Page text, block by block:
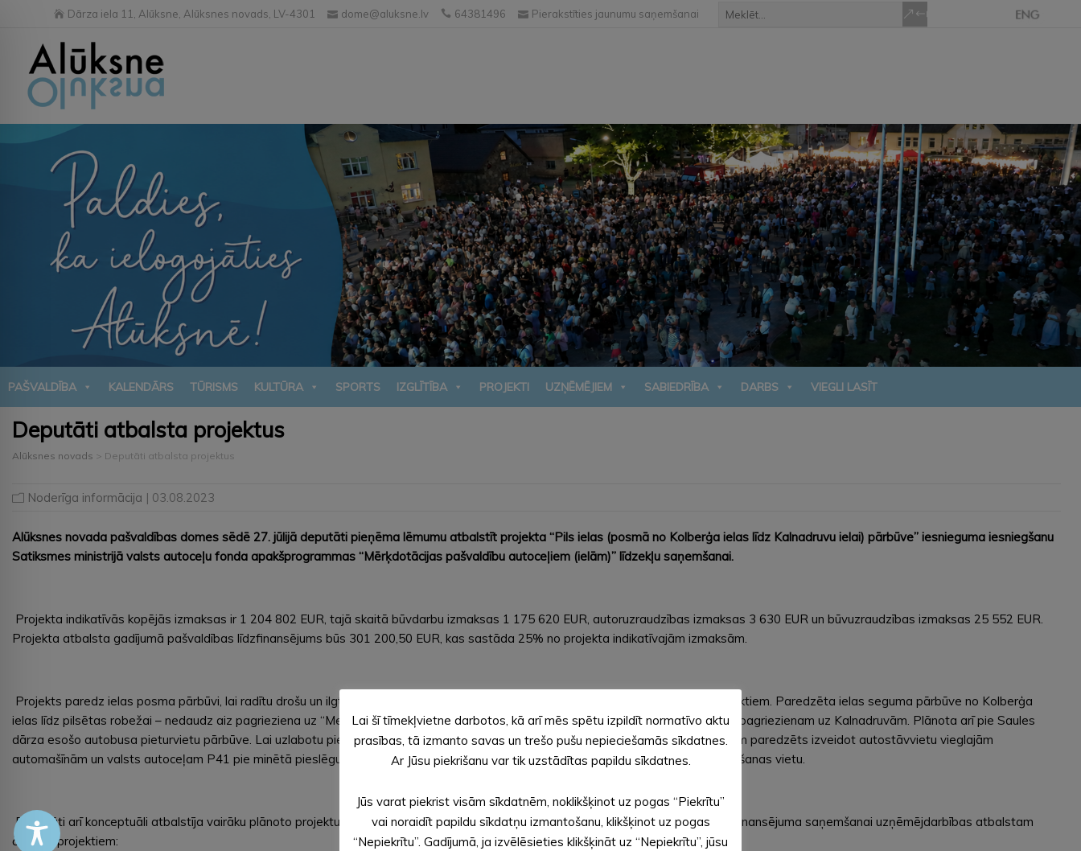
Dārza iela 11, Alūksne, Alūksnes novads, LV-4301 dome@aluksne.lv 64381496 Pierakstīties jaunumu saņemšanai
PAŠVALDĪBA KALENDĀRS TŪRISMS KULTŪRA SPORTS IZGLĪTĪBA PROJEKTI UZŅĒMĒJIEM SABIEDRĪBA DARBS VIEGLI LASĪT
Deputāti atbalsta projektus
Alūksnes novads > Deputāti atbalsta projektus
Noderīga informācija | 03.08.2023
Alūksnes novada pašvaldības domes sēdē 27. jūlijā deputāti pieņēma lēmumu atbalstīt projekta “Pils ielas (posmā no Kolberģa ielas līdz Kalnadruvu ielai) pārbūve” iesnieguma iesniegšanu
Satiksmes ministrijā valsts autoceļu fonda apakšprogrammas “Mērķdotācijas pašvaldību autoceļiem (ielām)” līdzekļu saņemšanai.
Projekta indikatīvās kopējās izmaksas ir 1 204 802 EUR, tajā skaitā būvdarbu izmaksas 1 175 620 EUR, autoruzraudzības izmaksas 3 630 EUR un būvuzraudzības izmaksas 25 552 EUR.
Projekta atbalsta gadījumā pašvaldības līdzfinansējums būs 301 200,50 EUR, kas sastāda 25% no projekta indikatīvajām izmaksām.
Projekts paredz ielas posma pārbūvi, lai radītu drošu un ilgtspējīgu satiksmi pilsētā un uzlabotu piekļuvi sabiedriski nozīmīgiem objektiem. Paredzēta ielas seguma pārbūve no Kolberģa
ielas līdz pilsētas robežai – nedaudz aiz pagrieziena uz “Mežiniekiem”, un apvienotā ietves/velo celiņa izbūve no Kolberģa ielas līdz pagriezienam uz Kalnadruvām. Plānota arī pie Saules
dārza esošo autobusa pieturvietu pārbūve. Lai uzlabotu piekļuvi pie iedzīvotāju iecienītā Sisenīša ezera, pieslēgumā uz Kalnadruvām paredzēts izveidot autostāvvietu vieglajām
automašīnām un valsts autoceļam P41 pie minētā pieslēguma – gājēju ietves šķērsojumu, ierīkojot neapzīmētu, neregulējamu pāriešanas vietu.
Deputāti arī konceptuāli atbalstīja vairāku plānoto projektu sagatavošanu, ko pašvaldība plāno iesniegt Eiropas Savienības fondu finansējuma saņemšanai uzņēmējdarbības atbalstam
četriem projektiem:
Lai šī tīmekļvietne darbotos, kā arī mēs spētu izpildīt normatīvo aktu
prasības, tā izmanto savas un trešo pušu nepieciešamās sīkdatnes.
Ar Jūsu piekrišanu var tik uzstādītas papildu sīkdatnes.
Jūs varat piekrist visām sīkdatnēm, noklikšķinot uz pogas “Piekrītu”
vai noraidīt papildu sīkdatņu izmantošanu, klikšķinot uz pogas
“Nepiekrītu”. Gadījumā, ja izvēlēsieties klikšķināt uz “Nepiekrītu”, jūsu